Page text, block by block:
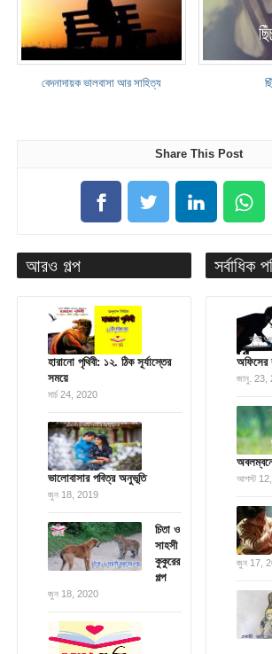
বেদনাদায়ক ভালবাসা আর সাহিত্য
Share This Post
আরও গল্প
হারানো পৃথিবী: ১২. ঠিক সূর্যাস্তের
সময়ে
মার্চ 24, 2020
ভালোবাসার পবিত্র অনুভূতি
জুন 18, 2019
চিতা ও
সাহসী
কুকুরের
গল্প
জুন 18, 2020
সর্বাধিক
অফিসের
জানু. 23,
আগস্ট
জুন 17,